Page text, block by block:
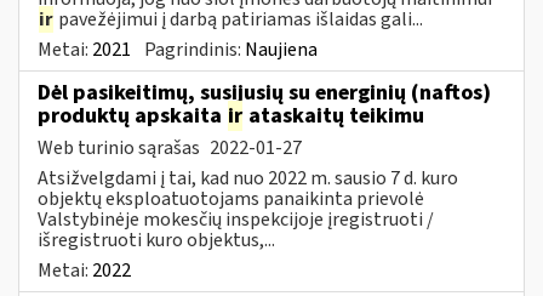
ir pavežėjimui į darbą patiriamas išlaidas gali...
Metai: 2021 Pagrindinis: Naujiena
Dėl pasikeitimų, susijusių su energinių (naftos)
produktų apskaita ir ataskaitų teikimu
Web turinio sąrašas 2022-01-27
Atsižvelgdami į tai, kad nuo 2022 m. sausio 7 d. kuro
objektų eksploatuotojams panaikinta prievolė
Valstybinėje mokesčių inspekcijoje įregistruoti /
išregistruoti kuro objektus,...
Metai: 2022